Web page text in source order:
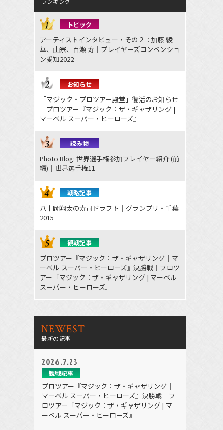
トピック
アーティストインタビュー・その２：加藤 綾
華、山宗、百瀬 寿｜プレイヤーズコンベンショ
ン愛知2022
お知らせ
「マジック・プロツアー殿堂」復活のお知らせ
｜プロツアー『マジック：ザ・ギャザリング |
マーベル スーパー・ヒーローズ』
読み物
Photo Blog: 世界選手権参加プレイヤー紹介 (前
編)｜世界選手権11
戦略記事
八十岡翔太の寿司ドラフト｜グランプリ・千葉
2015
観戦記事
プロツアー『マジック：ザ・ギャザリング｜マ
ーベル スーパー・ヒーローズ』決勝戦｜プロツ
アー『マジック：ザ・ギャザリング | マーベル
スーパー・ヒーローズ』
NEWEST
最新の記事
2026.7.23
観戦記事
プロツアー『マジック：ザ・ギャザリング｜
マーベル スーパー・ヒーローズ』決勝戦｜プ
ロツアー『マジック：ザ・ギャザリング | マ
ーベル スーパー・ヒーローズ』